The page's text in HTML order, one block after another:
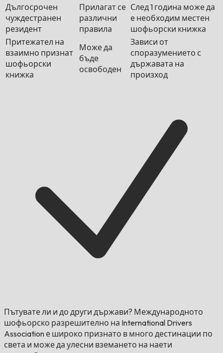
Дългосрочен
чуждестранен
резидент
Прилагат се
различни
правила
След 1 година може да
е необходим местен
шофьорски книжка
Притежател на
взаимно признат
шофьорски
книжка
Може да
бъде
освободен
Зависи от
споразумението с
държавата на
произход
Пътувате ли и до други държави? Международното
шофьорско разрешително на International Drivers
Association е широко признато в много дестинации по
света и може да улесни вземането на наети